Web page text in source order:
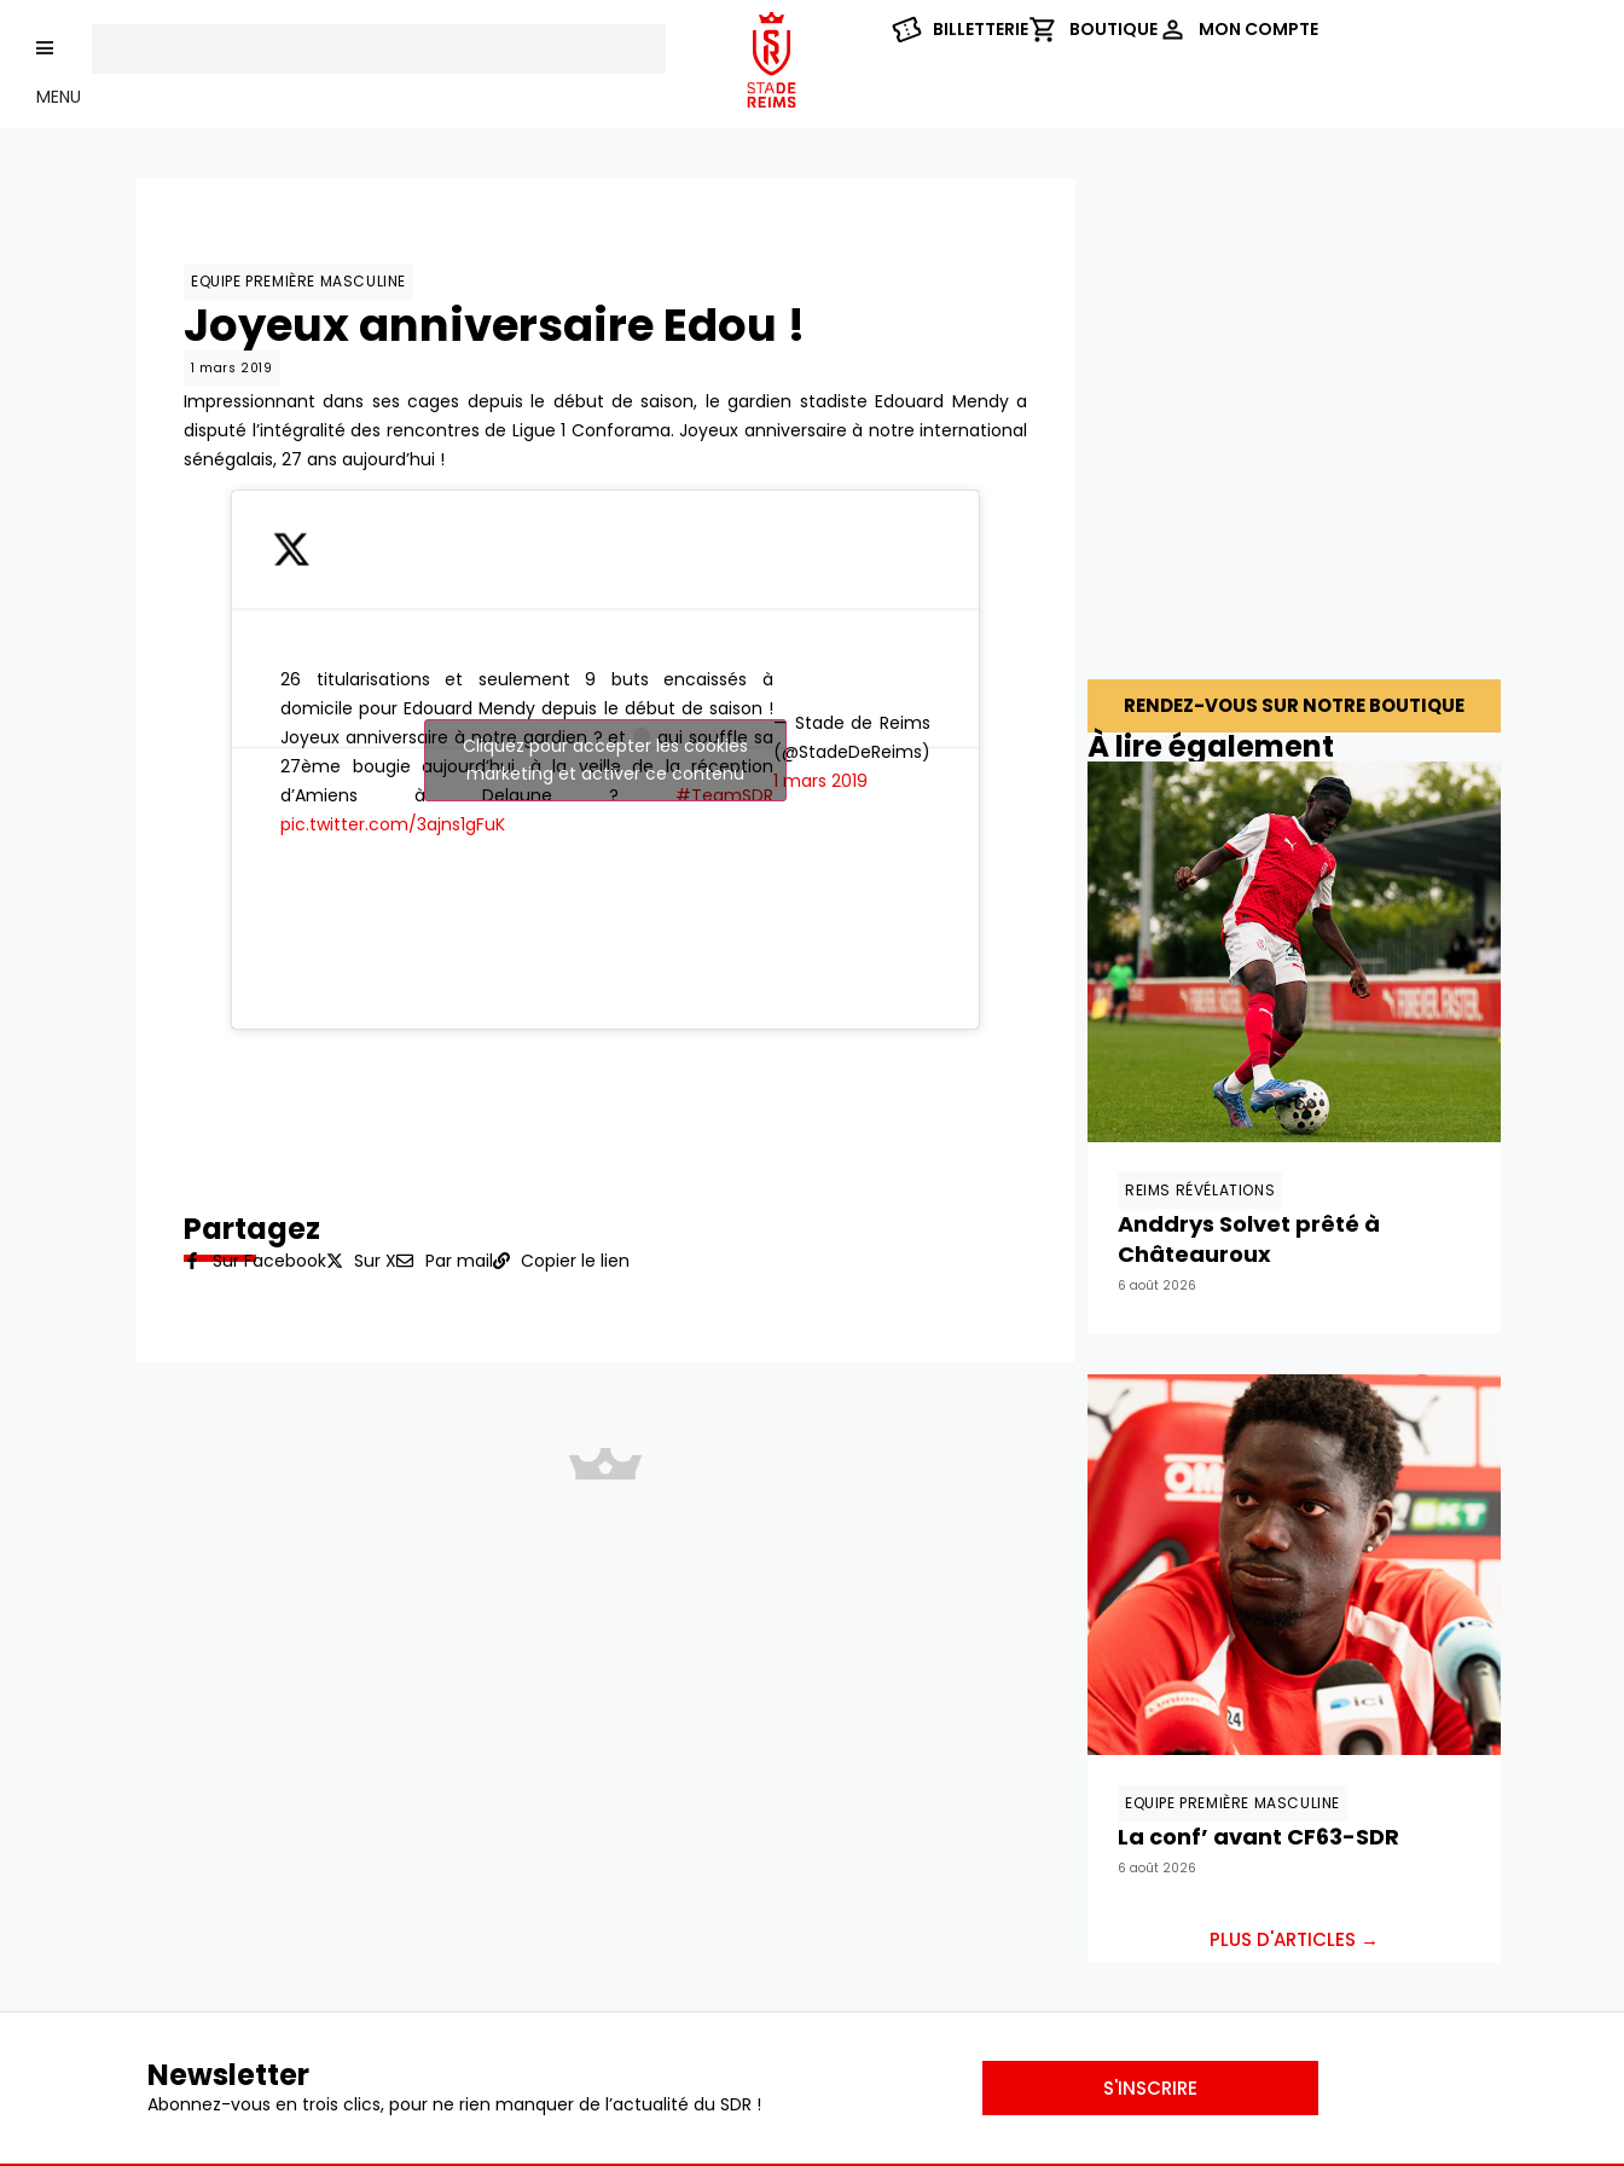
MENU
BILLETTERIE BOUTIQUE MON COMPTE
EQUIPE PREMIÈRE MASCULINE
Joyeux anniversaire Edou !
1 mars 2019
Impressionnant dans ses cages depuis le début de saison, le gardien stadiste Edouard Mendy a
disputé l’intégralité des rencontres de Ligue 1 Conforama. Joyeux anniversaire à notre international
sénégalais, 27 ans aujourd’hui !
26 titularisations et seulement 9 buts encaissés à
domicile pour Edouard Mendy depuis le début de saison !
Joyeux anniversaire à notre gardien ? et
qui souffle sa
27ème bougie aujourd’hui, à la veille de la réception
d’Amiens à Delaune ?#TeamSDR
pic.twitter.com/3ajns1gFuK
— Stade de Reims
(@StadeDeReims)
1 mars 2019
Cliquez pour accepter les cookies
marketing et activer ce contenu
Partagez
Sur Facebook Sur X Par mail Copier le lien
RENDEZ-VOUS SUR NOTRE BOUTIQUE
À lire également
REIMS RÉVÉLATIONS
Anddrys Solvet prêté à
Châteauroux
6 août 2026
EQUIPE PREMIÈRE MASCULINE
La conf’ avant CF63-SDR
6 août 2026
PLUS D'ARTICLES →
Newsletter
Abonnez-vous en trois clics, pour ne rien manquer de l’actualité du SDR !
S'INSCRIRE